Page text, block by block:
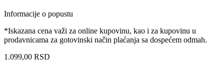
Informacije o popustu
*Iskazana cena važi za online kupovinu, kao i za kupovinu u
prodavnicama za gotovinski način plaćanja sa dospećem odmah.
1.099,00 RSD